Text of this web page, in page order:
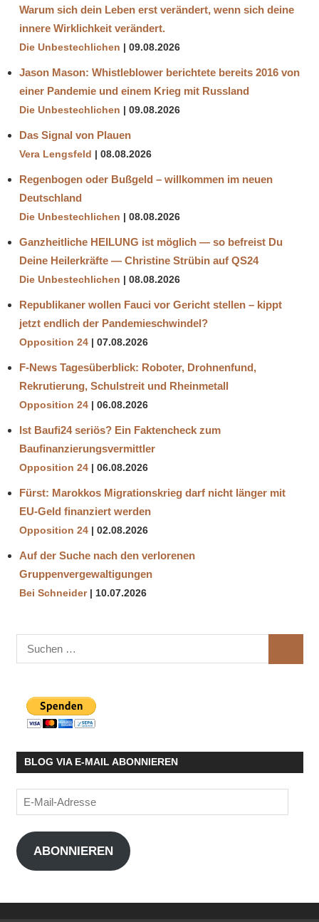
Warum sich dein Leben erst verändert, wenn sich deine
innere Wirklichkeit verändert.
Die Unbestechlichen 09.08.2026
Jason Mason: Whistleblower berichtete bereits 2016 von
einer Pandemie und einem Krieg mit Russland
Die Unbestechlichen 09.08.2026
Das Signal von Plauen
Vera Lengsfeld 08.08.2026
Regenbogen oder Bußgeld – willkommen im neuen
Deutschland
Die Unbestechlichen 08.08.2026
Ganzheitliche HEILUNG ist möglich — so befreist Du
Deine Heilerkräfte — Christine Strübin auf QS24
Die Unbestechlichen 08.08.2026
Republikaner wollen Fauci vor Gericht stellen – kippt
jetzt endlich der Pandemieschwindel?
Opposition 24 07.08.2026
F-News Tagesüberblick: Roboter, Drohnenfund,
Rekrutierung, Schulstreit und Rheinmetall
Opposition 24 06.08.2026
Ist Baufi24 seriös? Ein Faktencheck zum
Baufinanzierungsvermittler
Opposition 24 06.08.2026
Fürst: Marokkos Migrationskrieg darf nicht länger mit
EU-Geld finanziert werden
Opposition 24 02.08.2026
Auf der Suche nach den verlorenen
Gruppenvergewaltigungen
Bei Schneider 10.07.2026
Suchen
nach:
BLOG VIA E-MAIL ABONNIEREN
E-
Mail-
Adresse
ABONNIEREN